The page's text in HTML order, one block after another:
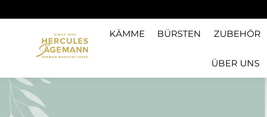
KÄMME BÜRSTEN ZUBEHÖR
ÜBER UNS